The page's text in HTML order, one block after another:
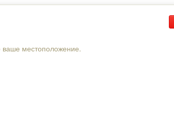
ваше местоположение.